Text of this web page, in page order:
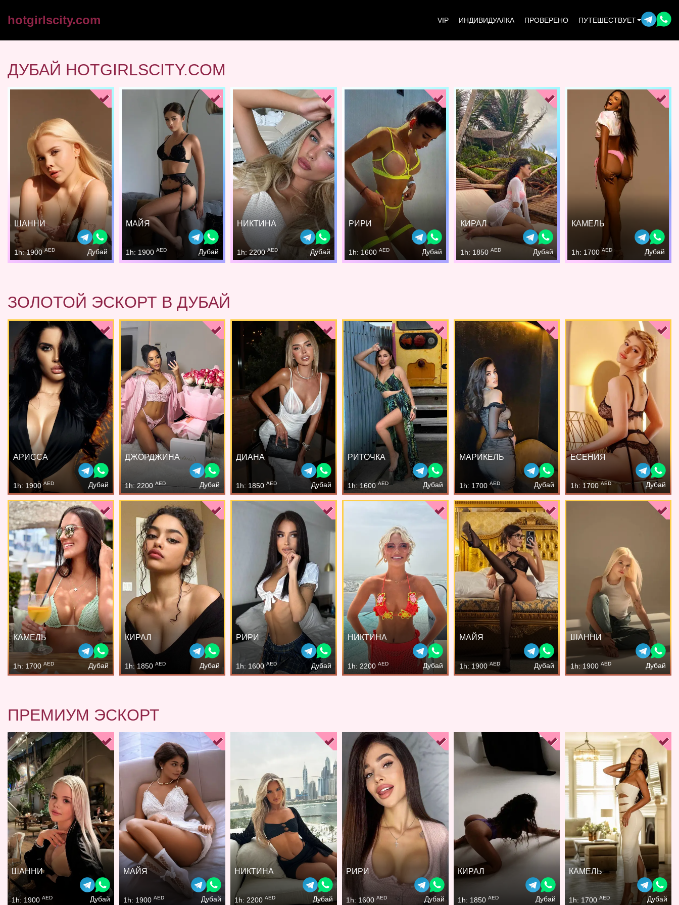
hotgirlscity.com VIP ИНДИВИДУАЛКА ПРОВЕРЕНО ПУТЕШЕСТВУЕТ
ДУБАЙ HOTGIRLSCITY.COM
ШАННИ
1h: 1900AED Дубай
МАЙЯ
1h: 1900 AED Дубай
НИКТИНА
1h: 2200AED Дубай
РИРИ
1h: 1600 AED Дубай
КИРАЛ
1h: 1850 AED Дубай
КАМЕЛЬ
1h: 1700AED Дубай
ЗОЛОТОЙ ЭСКОРТ В ДУБАЙ
АРИССА
1h: 1900AED Дубай
ДЖОРДЖИНА
1h: 2200AED Дубай
ДИАНА
1h: 1850AED Дубай
РИТОЧКА
1h: 1600 AED Дубай
МАРИКЕЛЬ
1h: 1700 AED Дубай
ЕСЕНИЯ
1h: 1700AED Дубай
КАМЕЛЬ
1h: 1700 AED Дубай
КИРАЛ
1h: 1850 AED Дубай
РИРИ
1h: 1600AED Дубай
НИКТИНА
1h: 2200 AED Дубай
МАЙЯ
1h: 1900 AED Дубай
ШАННИ
1h: 1900AED Дубай
ПРЕМИУМ ЭСКОРТ
ШАННИ
1h: 1900 AED Дубай
МАЙЯ
1h: 1900 AED Дубай
НИКТИНА
1h: 2200AED Дубай
РИРИ
1h: 1600 AED Дубай
КИРАЛ
1h: 1850 AED Дубай
КАМЕЛЬ
1h: 1700AED Дубай